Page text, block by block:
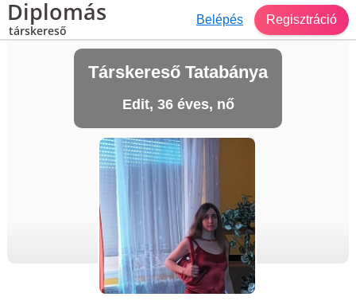
Diplomás
társkereső
Belépés Regisztráció
Társkereső Tatabánya
Edit, 36 éves, nő